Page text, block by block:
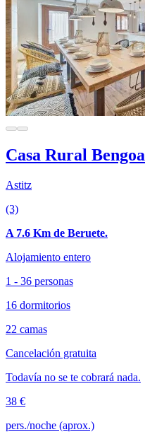
Casa Rural Bengoa
Astitz
(3)
A 7.6 Km de Beruete.
Alojamiento entero
1 - 36 personas
16 dormitorios
22 camas
Cancelación gratuita
Todavía no se te cobrará nada.
38 €
pers./noche (aprox.)